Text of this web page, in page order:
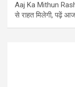
Aaj Ka Mithun
से राहत मिलेगी, पढ़ें